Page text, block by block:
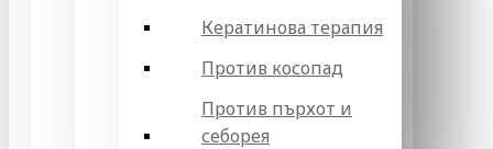
Кератинова терапия
Против косопад
Против пърхот и
себорея